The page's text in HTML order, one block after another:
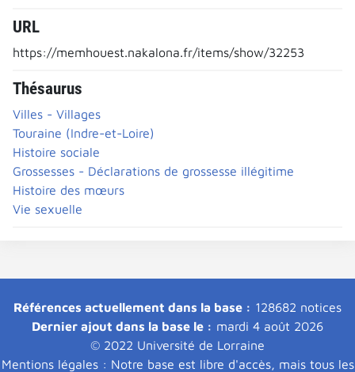
URL
https://memhouest.nakalona.fr/items/show/32253
Thésaurus
Villes - Villages
Touraine (Indre-et-Loire)
Histoire sociale
Grossesses - Déclarations de grossesse illégitime
Histoire des mœurs
Vie sexuelle
Références actuellement dans la base : 128682 notices
Dernier ajout dans la base le : mardi 4 août 2026
© 2022 Université de Lorraine
Mentions légales : Notre base est libre d'accès, mais tous les